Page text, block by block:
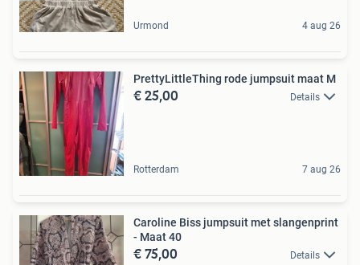
Urmond 4 aug 26
PrettyLittleThing rode jumpsuit maat M
€ 25,00 Details
Rotterdam 7 aug 26
Caroline Biss jumpsuit met slangenprint
- Maat 40
€ 75,00 Details